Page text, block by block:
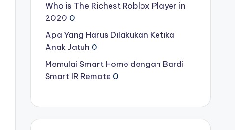
Who is The Richest Roblox Player in
2020 0
Apa Yang Harus Dilakukan Ketika
Anak Jatuh 0
Memulai Smart Home dengan Bardi
Smart IR Remote 0